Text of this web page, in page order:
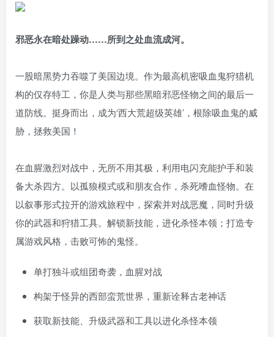
邪恶永在暗处躁动……所到之处血流成河。
一股暗黑势力吞噬了美国边境。作为最高机密吸血鬼狩猎机
构的仅存特工，你是人类与那些黑暗邪恶怪物之间的最后一
道防线。挺身而出，成为‘西大荒超级英雄’，根除吸血鬼的威
胁，拯救美国！
在血腥激烈对战中，无所不用其极，利用电闪充能护手和装
备大杀四方。以孤狼模式或和朋友合作，杀死嗜血怪物。在
以叙事形式拉开的游戏旅程中，探索并对战恶魔，同时升级
你的武器和狩猎工具。解锁新技能，进化杀怪本领；打造专
属游戏风格，击败可怖的鬼怪。
单打独斗或组团奇袭，血腥对战
构架于怪异的西部蛮荒世界，重新诠释古老神话
获取新技能、升级武器和工具以进化杀怪本领